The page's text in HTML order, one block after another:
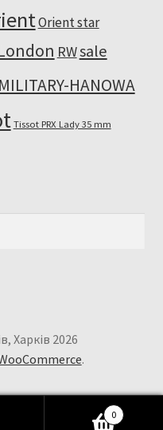
Orient star
RWsale
HANOWA
Tissot PRX Lady 35 mm
Харків 2026
.
0